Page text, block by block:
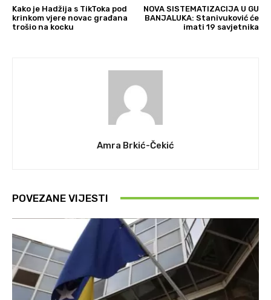
Kako je Hadžija s TikToka pod
krinkom vjere novac građana
trošio na kocku
NOVA SISTEMATIZACIJA U GU
BANJALUKA: Stanivuković će
imati 19 savjetnika
Amra Brkić-Čekić
POVEZANE VIJESTI